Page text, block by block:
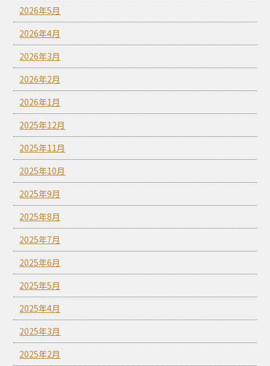
2026年5月
2026年4月
2026年3月
2026年2月
2026年1月
2025年12月
2025年11月
2025年10月
2025年9月
2025年8月
2025年7月
2025年6月
2025年5月
2025年4月
2025年3月
2025年2月